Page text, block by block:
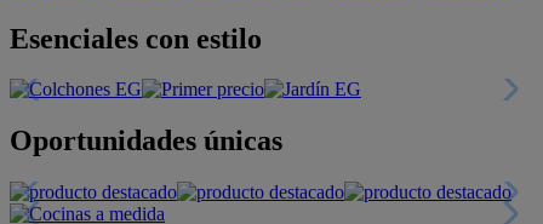
Esenciales con estilo
Oportunidades únicas